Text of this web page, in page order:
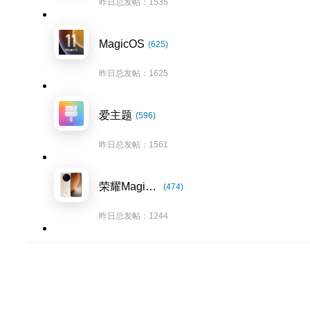
昨日总发帖：1535
MagicOS (625)
昨日总发帖：1625
爱主题 (596)
昨日总发帖：1561
荣耀Magic8系列 (474)
昨日总发帖：1244